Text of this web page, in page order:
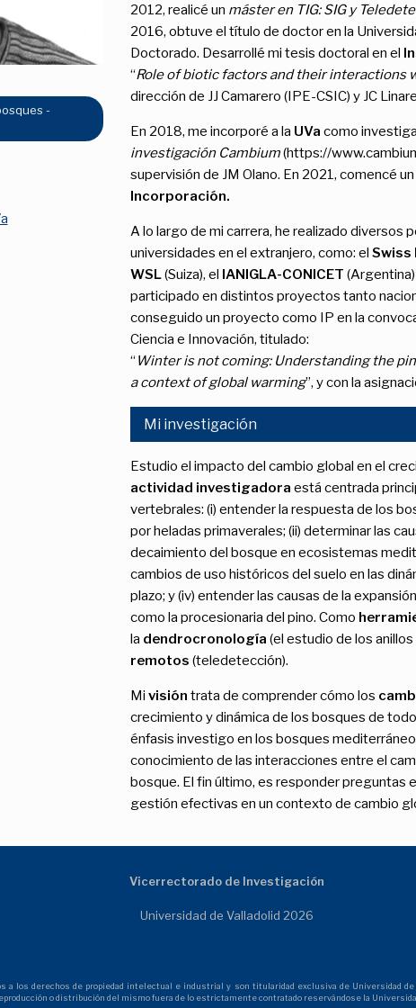
-
2012, realicé un máster en TIG: SIG y
2016, obtuve el título de doctor en la
Doctorado. Desarrollé mi tesis doctoral en el
“Role of biotic factors and their interactions
dirección de JJ Camarero (IPE-CSIC) y JC
En 2018, me incorporé a la UVa como
investigación Cambium(https://
supervisión de JM Olano. En 2021, comencé
Incorporación.
A lo largo de mi carrera, he realizado diversos
universidades en el extranjero, como: el Swiss
WSL(Suiza), el IANIGLA-CONICET (Argentina)
participado en distintos proyectos tanto
conseguido un proyecto como IP en la
Ciencia e Innovación, titulado:
“ Winter is not coming: Understanding the
a context of global warming”, y con la
Mi investigación
Estudio el impacto del cambio global en el
actividad investigadora está centrada
vertebrales: (i) entender la respuesta de los
por heladas primaverales; (ii) determinar las
decaimiento del bosque en ecosistemas
cambios de uso históricos del suelo en las
plazo; y (iv) entender las causas de la
como la procesionaria del pino. Como
la dendrocronología (el estudio de los
remotos (teledetección).
Mi visión trata de comprender cómo los
crecimiento y dinámica de los bosques de
énfasis investigo en los bosques
conocimiento de las interacciones entre el
bosque. El fin último, es responder
gestión efectivas en un contexto de cambio
Vicerrectorado de Investigación
Universidad de Valladolid 2026
los derechos de propiedad intelectual e industrial y son titularidad exclusiva de Universidad de
o distribución del mismo fuera de lo estrictamente contratado reservándose la